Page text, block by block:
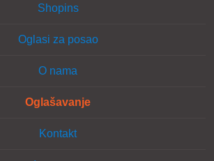
Shopins
Oglasi za posao
O nama
Oglašavanje
Kontakt